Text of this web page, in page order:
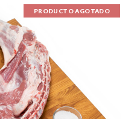
PRODUCTO AGOTADO